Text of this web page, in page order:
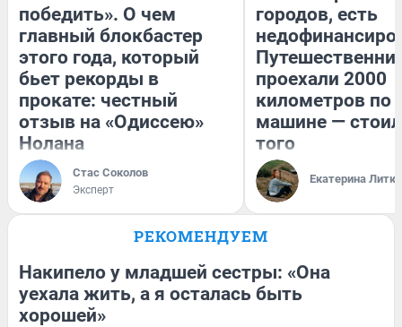
победить». О чем
главный блокбастер
этого года, который
бьет рекорды в
прокате: честный
отзыв на «Одиссею»
Нолана
Стас Соколов
Эксперт
городов, есть
проехали 2000
километров по
машине —
того
Екатерина
РЕКОМЕНДУЕМ
Накипело у младшей сестры: «Она
уехала жить, а я осталась быть
хорошей»